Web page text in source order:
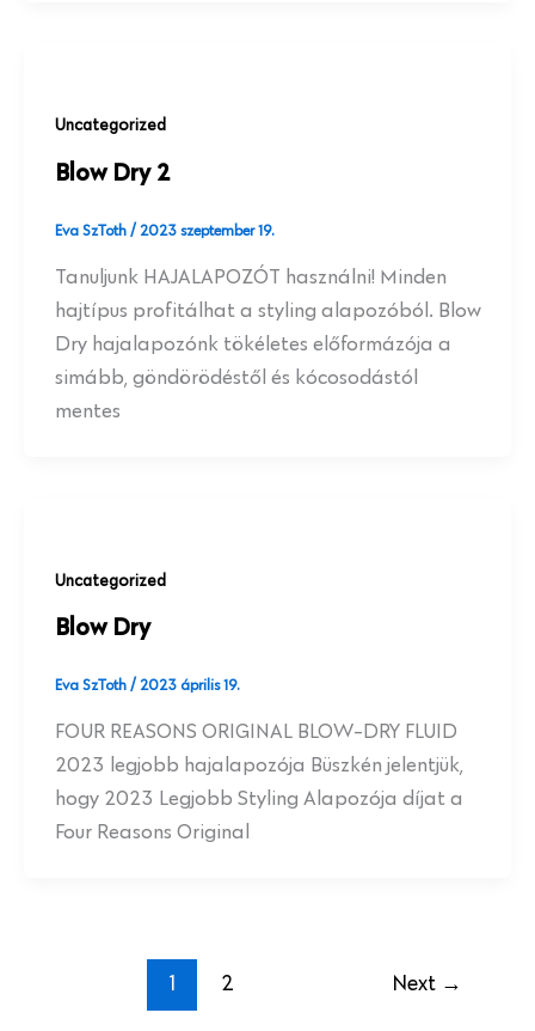
Uncategorized
Blow Dry 2
Eva SzToth/2023 szeptember 19.
Tanuljunk HAJALAPOZÓT használni! Minden
hajtípus profitálhat a styling alapozóból. Blow
Dry hajalapozónk tökéletes előformázója a
simább, göndörödéstől és kócosodástól
mentes
Uncategorized
Blow Dry
Eva SzToth/2023 április 19.
FOUR REASONS ORIGINAL BLOW-DRY FLUID
2023 legjobb hajalapozója Büszkén jelentjük,
hogy 2023 Legjobb Styling Alapozója díjat a
Four Reasons Original
1 2 Next →